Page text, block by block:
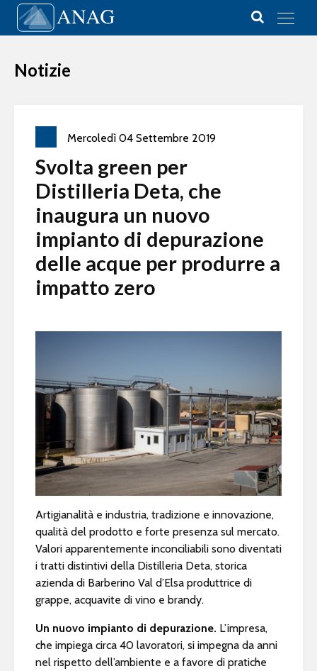
Vai al contenuto
Main Navigation
Notizie
Mercoledì 04 Settembre 2019
Svolta green per
Distilleria Deta, che
inaugura un nuovo
impianto di depurazione
delle acque per produrre a
impatto zero
Artigianalità e industria, tradizione e innovazione,
qualità del prodotto e forte presenza sul mercato.
Valori apparentemente inconciliabili sono diventati
i tratti distintivi della Distilleria Deta, storica
azienda di Barberino Val d’Elsa produttrice di
grappe, acquavite di vino e brandy.
Un nuovo impianto di depurazione. L’impresa,
che impiega circa 40 lavoratori, si impegna da anni
nel rispetto dell’ambiente e a favore di pratiche